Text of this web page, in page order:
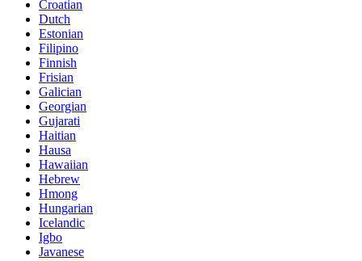
Croatian
Dutch
Estonian
Filipino
Finnish
Frisian
Galician
Georgian
Gujarati
Haitian
Hausa
Hawaiian
Hebrew
Hmong
Hungarian
Icelandic
Igbo
Javanese